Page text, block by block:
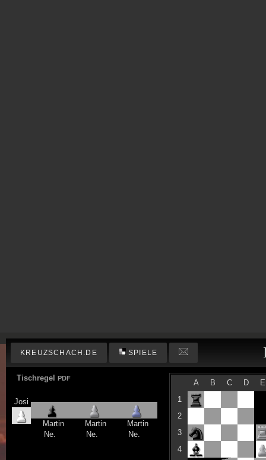
KREUZSCHACH.DE SPIELE
Tischregel PDF
Josi
Martin
Ne.
Martin
Ne.
Martin
Ne.
A B C D
E
1
2
3
4